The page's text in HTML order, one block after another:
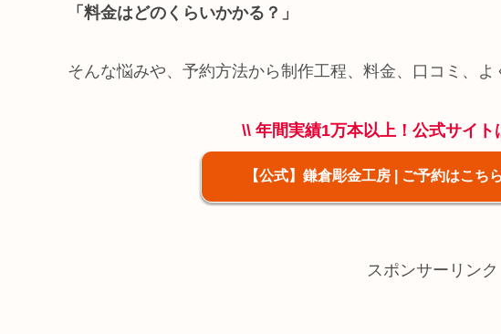
「料金はどのくらいかかる？」
そんな悩みや、予約方法から制作工程、料金、口コミ、よ
\\ 年間実績1万本以上！公式サイト
【公式】鎌倉彫金工房 | ご予約はこち
スポンサーリンク